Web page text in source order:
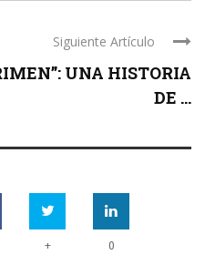
Siguiente Artículo
UNA HISTORIA
DE ...
+ 0